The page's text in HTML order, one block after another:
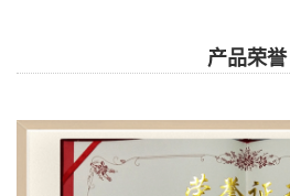
产品荣誉